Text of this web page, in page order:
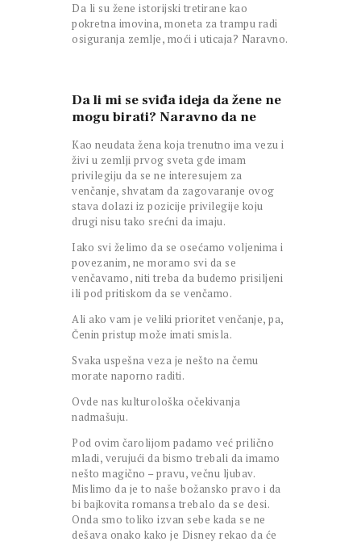
Da li su žene istorijski tretirane kao
pokretna imovina, moneta za trampu radi
osiguranja zemlje, moći i uticaja? Naravno.
Da li mi se sviđa ideja da žene ne
mogu birati? Naravno da ne
Kao neudata žena koja trenutno ima vezu i
živi u zemlji prvog sveta gde imam
privilegiju da se ne interesujem za
venčanje, shvatam da zagovaranje ovog
stava dolazi iz pozicije privilegije koju
drugi nisu tako srećni da imaju.
Iako svi želimo da se osećamo voljenima i
povezanim, ne moramo svi da se
venčavamo, niti treba da budemo prisiljeni
ili pod pritiskom da se venčamo.
Ali ako vam je veliki prioritet venčanje, pa,
Čenin pristup može imati smisla.
Svaka uspešna veza je nešto na čemu
morate naporno raditi.
Ovde nas kulturološka očekivanja
nadmašuju.
Pod ovim čarolijom padamo već prilično
mladi, verujući da bismo trebali da imamo
nešto magično – pravu, večnu ljubav.
Mislimo da je to naše božansko pravo i da
bi bajkovita romansa trebalo da se desi.
Onda smo toliko izvan sebe kada se ne
dešava onako kako je Disney rekao da će